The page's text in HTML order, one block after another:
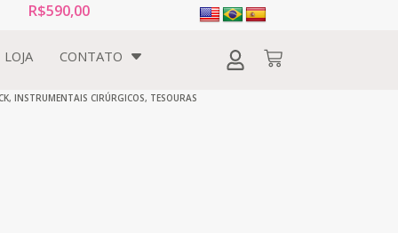
LOJA CONTATO
R$590,00
, INSTRUMENTAIS CIRÚRGICOS, TESOURAS